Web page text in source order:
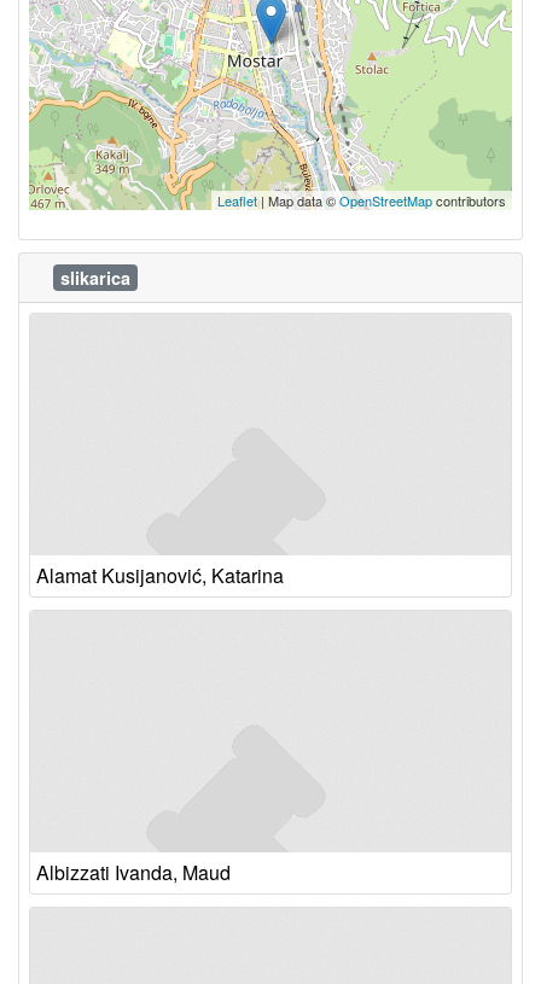
Leaflet| Map data ©OpenStreetMapcontributors
slikarica
Alamat Kusijanović, Katarina
Albizzati Ivanda, Maud